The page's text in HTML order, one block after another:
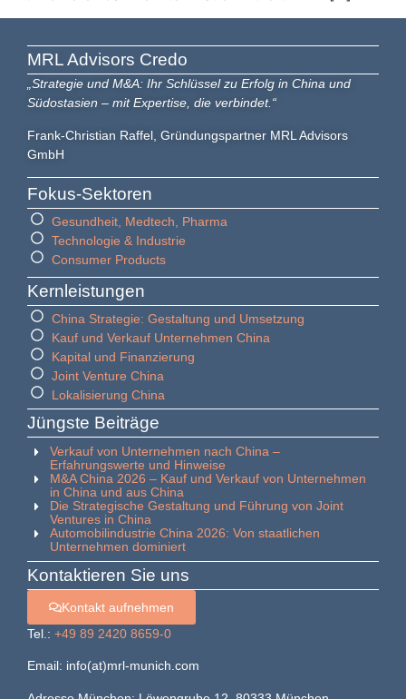
MRL Advisors​ Credo
„Strategie und M&A: Ihr Schlüssel zu Erfolg in China und
Südostasien – mit Expertise, die verbindet.“
Frank-Christian Raffel, Gründungspartner MRL Advisors
GmbH
Fokus-Sektoren
Gesundheit, Medtech, Pharma
Technologie & Industrie
Consumer Products
Kernleistungen
China Strategie: Gestaltung und Umsetzung
Kauf und Verkauf Unternehmen China
Kapital und Finanzierung
Joint Venture China
Lokalisierung China
Jüngste Beiträge
Verkauf von Unternehmen nach China –
Erfahrungswerte und Hinweise
M&A China 2026 – Kauf und Verkauf von Unternehmen
in China und aus China
Die Strategische Gestaltung und Führung von Joint
Ventures in China
Automobilindustrie China 2026: Von staatlichen
Unternehmen dominiert
Kontaktieren Sie uns
Kontakt aufnehmen
Tel.: +49 89 2420 8659-0
Email: info(at)mrl-munich.com